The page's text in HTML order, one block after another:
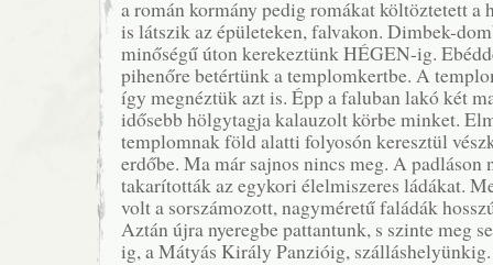
a román kormány pedig romákat költöztetett a
is látszik az épületeken, falvakon. Dimbek-
minőségű úton kerekeztünk HÉGEN-ig.
pihenőre betértünk a templomkertbe. A
így megnéztük azt is. Épp a faluban lakó két
idősebb hölgytagja kalauzolt körbe minket.
templomnak föld alatti folyosón keresztül
erdőbe. Ma már sajnos nincs meg. A padláson
takarították az egykori élelmiszeres ládákat.
volt a sorszámozott, nagyméretű faládák
Aztán újra nyeregbe pattantunk, s szinte meg
ig, a Mátyás Király Panzióig,